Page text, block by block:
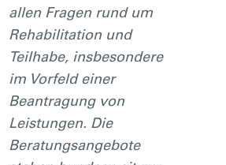
allen Fragen rund um
Rehabilitation und
Teilhabe, insbesondere
im Vorfeld einer
Beantragung von
Leistungen. Die
Beratungsangebote